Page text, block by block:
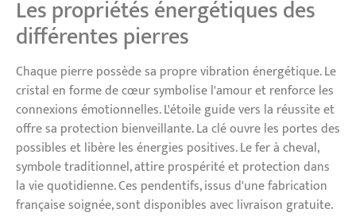
Les propriétés énergétiques des
différentes pierres
Chaque pierre possède sa propre vibration énergétique. Le
cristal en forme de cœur symbolise l'amour et renforce les
connexions émotionnelles. L'étoile guide vers la réussite et
offre sa protection bienveillante. La clé ouvre les portes des
possibles et libère les énergies positives. Le fer à cheval,
symbole traditionnel, attire prospérité et protection dans
la vie quotidienne. Ces pendentifs, issus d'une fabrication
française soignée, sont disponibles avec livraison gratuite.